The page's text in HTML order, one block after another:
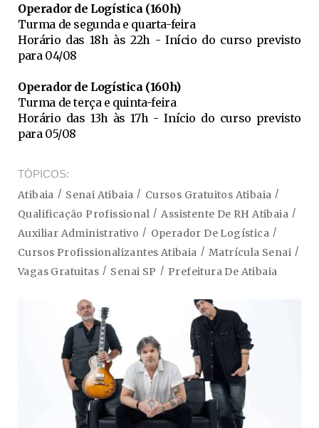
Operador de Logística (160h)
Turma de segunda e quarta-feira
Horário das 18h às 22h - Início do curso previsto
para 04/08
Operador de Logística (160h)
Turma de terça e quinta-feira
Horário das 13h às 17h - Início do curso previsto
para 05/08
TÓPICOS
Atibaia Senai Atibaia
Cursos Gratuitos Atibaia
Qualificação Profissional
Assistente De RH Atibaia
Auxiliar Administrativo
Operador De Logística
Cursos Profissionalizantes Atibaia
Matrícula Senai
Vagas Gratuitas
Senai SP Prefeitura De Atibaia